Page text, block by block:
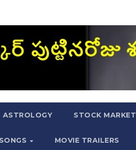
ASTROLOGY STOCK MARKET
MOVIE TRAILERS